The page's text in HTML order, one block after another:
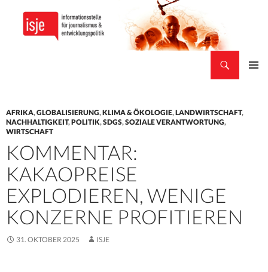
AFRIKA,GLOBALISIERUNG,KLIMA & ÖKOLOGIE,LANDWIRTSCHAFT,
NACHHALTIGKEIT,POLITIK,SDGS,SOZIALE VERANTWORTUNG,
WIRTSCHAFT
KOMMENTAR:
KAKAOPREISE
EXPLODIEREN, WENIGE
KONZERNE PROFITIEREN
31. OKTOBER 2025 ISJE